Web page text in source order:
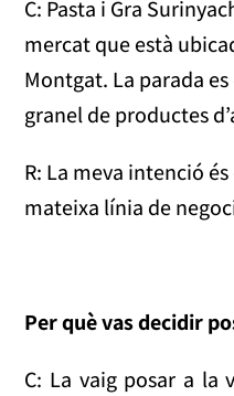
C: Pasta i Gra
mercat que està
Montgat. La parada
granel de productes
R: La meva intenció
mateixa línia de
Per què vas decidir
C: La vaig posar a la